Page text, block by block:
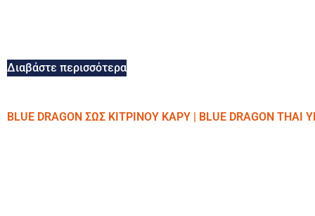
Διαβάστε περισσότερα
BLUE DRAGON ΣΩΣ ΚΙΤΡΙΝΟΥ ΚΑΡΥ | BLUE DRAGON THAI